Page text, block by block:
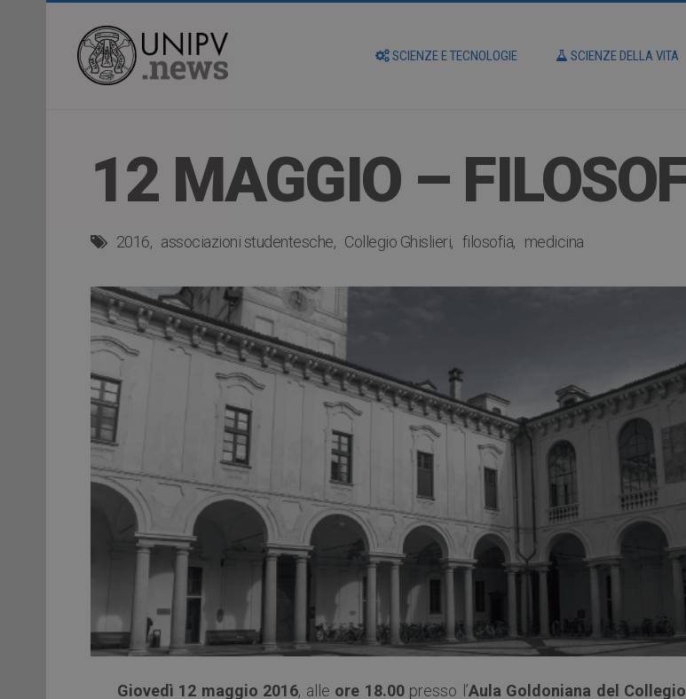
SCIENZE E TECNOLOGIE SCIENZE DELLA VITA
12 MAGGIO –
2016 associazioni studentesche Collegio Ghislieri filosofia medicina
Giovedì 12 maggio 2016, alle ore 18.00presso l’Aula Goldoniana del